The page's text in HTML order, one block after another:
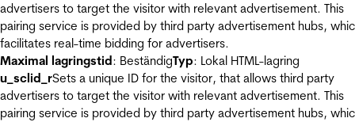
advertisers to target the visitor with relevant advertisement. This
pairing service is provided by third party advertisement hubs,
facilitates real-time bidding for advertisers.
Maximal lagringstid: BeständigTyp: Lokal HTML-lagring
u_sclid_rSets a unique ID for the visitor, that allows third party
advertisers to target the visitor with relevant advertisement. This
pairing service is provided by third party advertisement hubs,